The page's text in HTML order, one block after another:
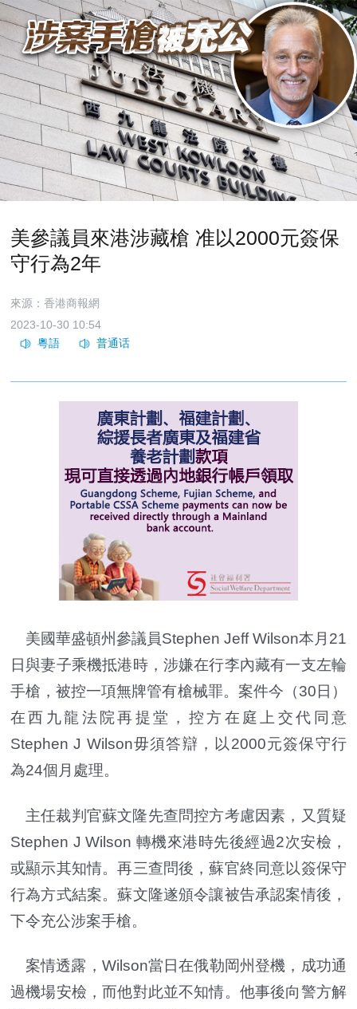
美參議員來港涉藏槍 准以2000元簽保
守行為2年
來源：香港商報網
2023-10-30 10:54
美國華盛頓州參議員Stephen Jeff Wilson本月21
日與妻子乘機抵港時，涉嫌在行李內藏有一支左輪
手槍，被控一項無牌管有槍械罪。案件今（30日）
在西九龍法院再提堂，控方在庭上交代同意
Stephen J Wilson毋須答辯，以2000元簽保守行
為24個月處理。
主任裁判官蘇文隆先查問控方考慮因素，又質疑
Stephen J Wilson 轉機來港時先後經過2次安檢，
或顯示其知情。再三查問後，蘇官終同意以簽保守
行為方式結案。蘇文隆遂頒令讓被告承認案情後，
下令充公涉案手槍。
案情透露，Wilson當日在俄勒岡州登機，成功通
過機場安檢，而他對此並不知情。他事後向警方解